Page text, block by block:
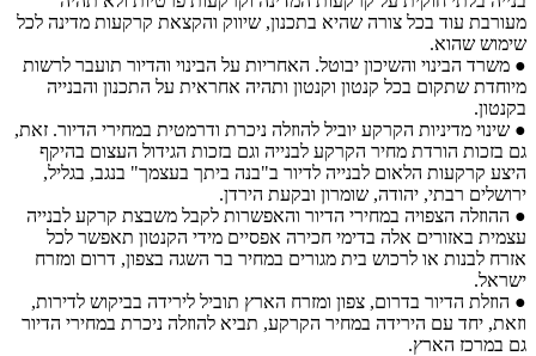
מעורבת עוד בכל צורה שהיא בתכנון, שיווק והקצאת קרקעות מדינה לכל
שימוש שהוא.
● משרד הבינוי והשיכון יבוטל. האחריות על הבינוי והדיור תועבר לרשות
מיוחדת שתקום בכל קנטון וקנטון ותהיה אחראית על התכנון והבנייה
בקנטון.
● שינוי מדיניות הקרקע יוביל להוזלה ניכרת ודרמטית במחירי הדיור. זאת,
גם בזכות הורדת מחיר הקרקע לבנייה וגם בזכות הגידול העצום בהיקף
היצע קרקעות הלאום לבנייה לדיור ב"בנה ביתך בעצמך" בנגב, בגליל,
ירושלים רבתי, יהודה, שומרון ובקעת הירדן.
● ההוזלה הצפויה במחירי הדיור והאפשרות לקבל משבצת קרקע לבנייה
עצמית באזורים אלה בדימי חכירה אפסיים מידי הקנטון תאפשר לכל
אזרח לבנות או לרכוש בית מגורים במחיר בר השגה בצפון, דרום ומזרח
ישראל.
● הוזלת הדיור בדרום, צפון ומזרח הארץ תוביל לירידה בביקוש לדירות,
וזאת, יחד עם הירידה במחיר הקרקע, תביא להוזלה ניכרת במחירי הדיור
גם במרכז הארץ.